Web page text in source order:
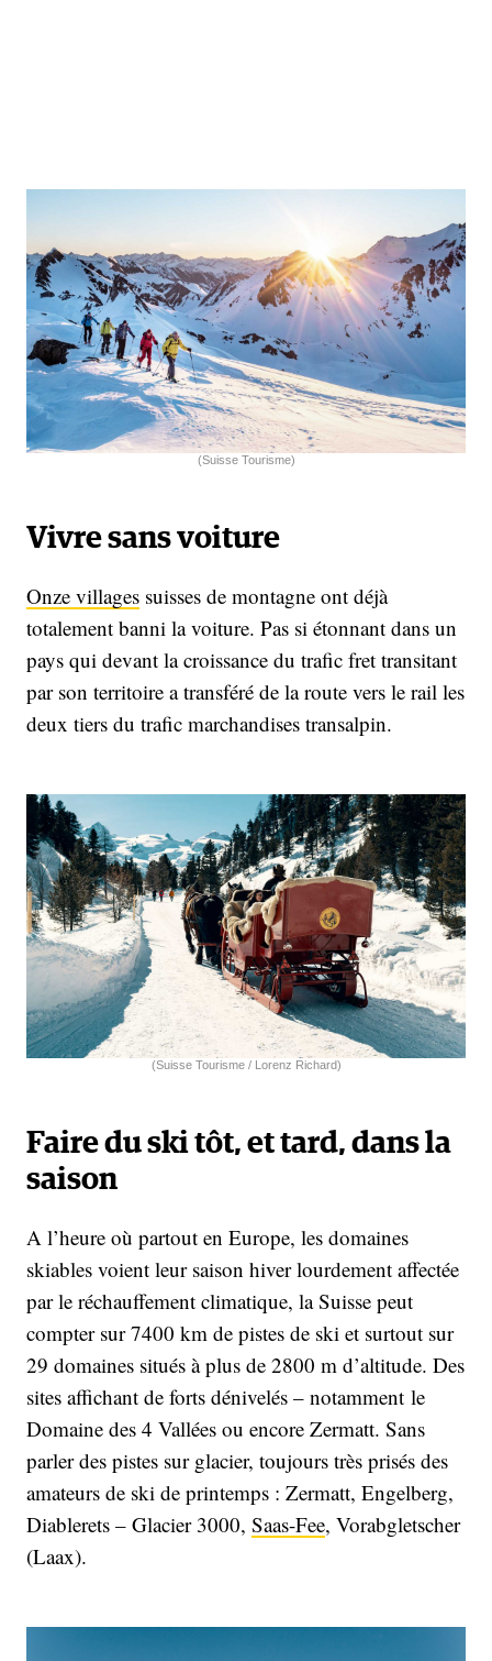
(Suisse Tourisme)
Vivre sans voiture
Onze villages suisses de montagne ont déjà
totalement banni la voiture. Pas si étonnant dans un
pays qui devant la croissance du trafic fret transitant
par son territoire a transféré de la route vers le rail les
deux tiers du trafic marchandises transalpin.
(Suisse Tourisme / Lorenz Richard)
Faire du ski tôt, et tard, dans la
saison
A l’heure où partout en Europe, les domaines
skiables voient leur saison hiver lourdement affectée
par le réchauffement climatique, la Suisse peut
compter sur 7400 km de pistes de ski et surtout sur
29 domaines situés à plus de 2800 m d’altitude. Des
sites affichant de forts dénivelés – notamment le
Domaine des 4 Vallées ou encore Zermatt. Sans
parler des pistes sur glacier, toujours très prisés des
amateurs de ski de printemps : Zermatt, Engelberg,
Diablerets – Glacier 3000, Saas-Fee, Vorabgletscher
(Laax).